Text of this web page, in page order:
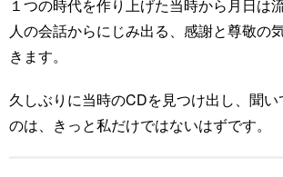
１つの時代を作り上げた当時から月日は
人の会話からにじみ出る、感謝と尊敬の
きます。
久しぶりに当時のCDを見つけ出し、聞
のは、きっと私だけではないはずです。